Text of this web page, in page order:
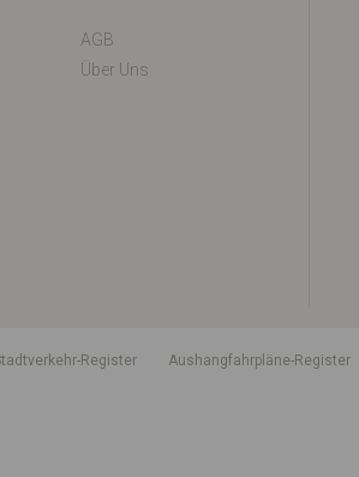
AGB
Über Uns
Stadtverkehr-Register Aushangfahrpläne-Register